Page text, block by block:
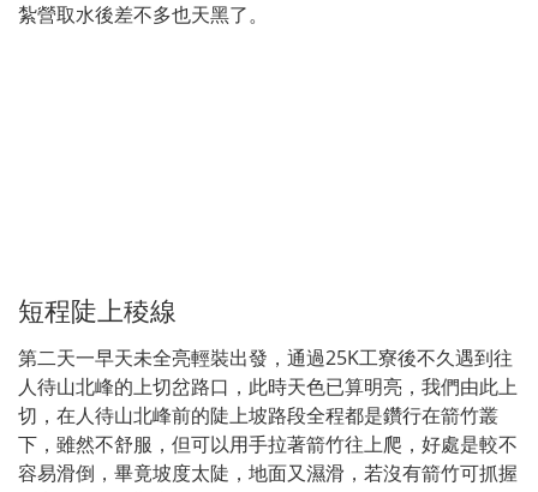
紮營取水後差不多也天黑了。
短程陡上稜線
第二天一早天未全亮輕裝出發，通過25K工寮後不久遇到往
人待山北峰的上切岔路口，此時天色已算明亮，我們由此上
切，在人待山北峰前的陡上坡路段全程都是鑽行在箭竹叢
下，雖然不舒服，但可以用手拉著箭竹往上爬，好處是較不
容易滑倒，畢竟坡度太陡，地面又濕滑，若沒有箭竹可抓握